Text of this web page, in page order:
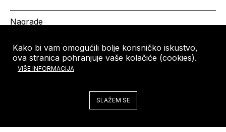
Kako bi vam omogućili bolje korisničko iskustvo,
ova stranica pohranjuje vaše kolačiće (cookies).
VIŠE INFORMACIJA
SLAŽEM SE
Nagrade
HRVATSKA KOMORA
ARHITEKATA
Copyright © HKA 2026